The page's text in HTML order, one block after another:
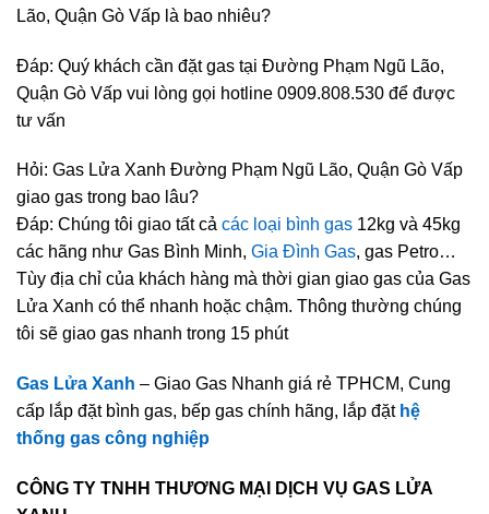
Lão, Quận Gò Vấp là bao nhiêu?
Đáp: Quý khách cần đặt gas tại Đường Phạm Ngũ Lão,
Quận Gò Vấp vui lòng gọi hotline 0909.808.530 để được
tư vấn
Hỏi: Gas Lửa Xanh Đường Phạm Ngũ Lão, Quận Gò Vấp
giao gas trong bao lâu?
Đáp: Chúng tôi giao tất cả các loại bình gas 12kg và 45kg
các hãng như Gas Bình Minh, Gia Đình Gas, gas Petro…
Tùy địa chỉ của khách hàng mà thời gian giao gas của Gas
Lửa Xanh có thể nhanh hoặc chậm. Thông thường chúng
tôi sẽ giao gas nhanh trong 15 phút
Gas Lửa Xanh – Giao Gas Nhanh giá rẻ TPHCM, Cung
cấp lắp đặt bình gas, bếp gas chính hãng, lắp đặt hệ
thống gas công nghiệp
CÔNG TY TNHH THƯƠNG MẠI DỊCH VỤ GAS LỬA